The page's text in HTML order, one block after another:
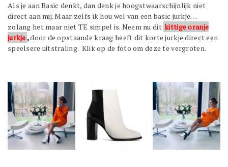
Als je aan Basic denkt, dan denk je hoogstwaarschijnlijk niet
direct aan mij. Maar zelfs ik hou wel van een basic jurkje…
zolang het maar niet TE simpel is. Neem nu dit kittige oranje
jurkje ,door de opstaande kraag heeft dit korte jurkje direct een
speelsere uitstraling. Klik op de foto om deze te vergroten.